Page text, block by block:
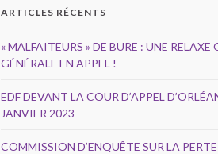
ARTICLES RÉCENTS
« MALFAITEURS » DE BURE : UNE RELAXE
GÉNÉRALE EN APPEL !
EDF DEVANT LA COUR D’APPEL
JANVIER 2023
COMMISSION D’ENQUÊTE SUR LA PERTE